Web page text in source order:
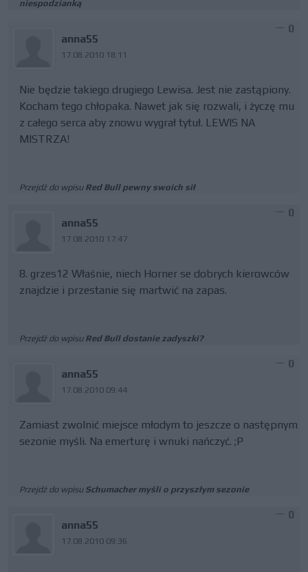
niespodzianką
anna55
17.08.2010 18:11
0
Nie będzie takiego drugiego Lewisa. Jest nie zastąpiony.
Kocham tego chłopaka. Nawet jak się rozwali, i życzę mu
z całego serca aby znowu wygrał tytuł. LEWIS NA
MISTRZA!
Przejdź do wpisu Red Bull pewny swoich sił
anna55
17.08.2010 17:47
0
8. grzes12 Właśnie, niech Horner se dobrych kierowców
znajdzie i przestanie się martwić na zapas.
Przejdź do wpisu Red Bull dostanie zadyszki?
anna55
17.08.2010 09:44
0
Zamiast zwolnić miejsce młodym to jeszcze o następnym
sezonie myśli. Na emerturę i wnuki nańczyć. ;P
Przejdź do wpisu Schumacher myśli o przyszłym sezonie
anna55
17.08.2010 09:36
0